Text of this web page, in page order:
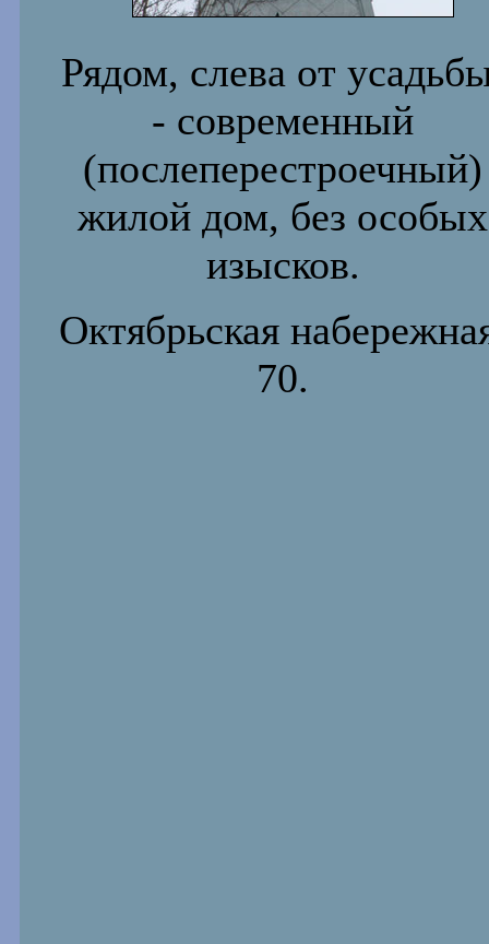
Рядом, слева от
- современный
(послеперестроечный)
жилой дом, без особых
изысков.
Октябрьская
70.